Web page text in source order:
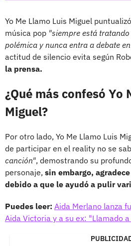
Yo Me Llamo Luis Miguel
música pop "siempre está
polémica y nunca entra a debate
actitud de silencio evita según
la prensa.
¿Qué más confesó Yo
Miguel?
Por otro lado, Yo Me Llamo Luis
de participar en el reality no se
canción", demostrando su
personaje, sin embargo,
debido a que le ayudó a pulir
Puedes leer: Aida Merlano lanza
Aida Victoria y a su ex: "Llamado